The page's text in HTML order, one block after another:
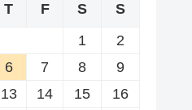
T F S
S
1
2
6 7 8
9
13 14 15
16